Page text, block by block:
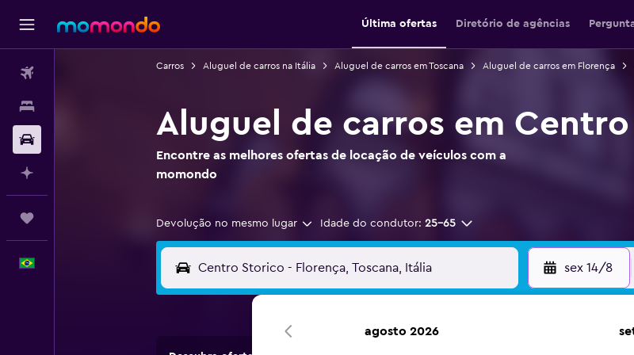
Última ofertas Diretório de agências
Carros Aluguel de carros na Itália Aluguel de carros em Toscana Aluguel de carros em Florença
Aluguel de carros em
Encontre as melhores ofertas de locação de veículos com a
momondo
Devolução no mesmo lugar Idade do condutor: 25-65
sex 14/8
agosto 2026